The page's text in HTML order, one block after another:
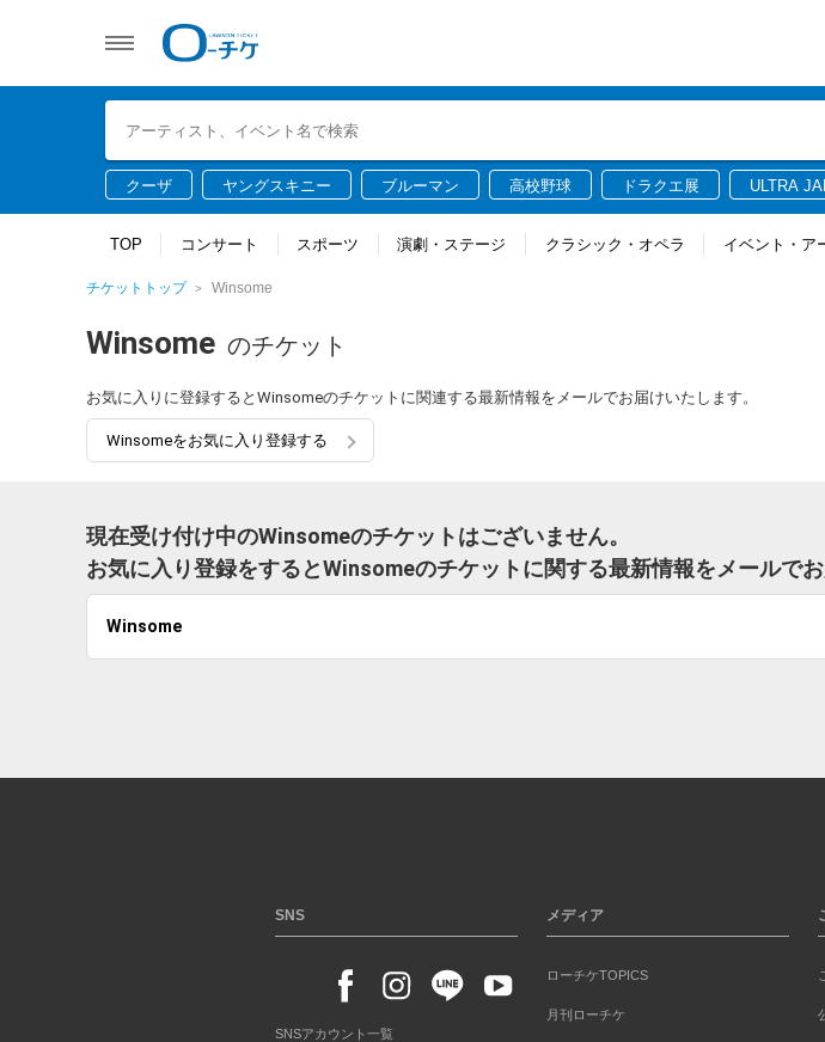
クーザ ヤングスキニー ブルーマン 高校野球 ドラクエ展
ULTRA
TOP コンサート スポーツ 演劇・ステージ クラシック・オペラ イベント・ア
チケットトップ Winsome
Winsome のチケット
お気に入りに登録するとWinsomeのチケットに関連する最新情報をメールでお届けいたします。
Winsomeをお気に入り登録する
現在受け付け中のWinsomeのチケットはございません。
お気に入り登録をするとWinsomeのチケットに関する最新情報をメールでお
Winsome
SNS
SNSアカウント一覧
メディア
ローチケTOPICS
月刊ローチケ